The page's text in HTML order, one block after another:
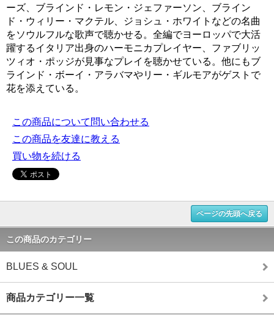
ーズ、ブラインド・レモン・ジェファーソン、ブライン
ド・ウィリー・マクテル、ジョシュ・ホワイトなどの名曲
をソウルフルな歌声で聴かせる。全編でヨーロッパで大活
躍するイタリア出身のハーモニカプレイヤー、ファブリッ
ツィオ・ポッジが見事なプレイを聴かせている。他にもブ
ラインド・ボーイ・アラバマやリー・ギルモアがゲストで
花を添えている。
この商品について問い合わせる
この商品を友達に教える
買い物を続ける
ページの先頭へ戻る
この商品のカテゴリー
BLUES & SOUL
商品カテゴリー一覧